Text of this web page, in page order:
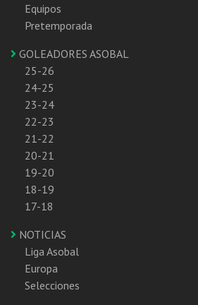
Equipos
Pretemporada
GOLEADORES ASOBAL
25-26
24-25
23-24
22-23
21-22
20-21
19-20
18-19
17-18
NOTICIAS
Liga Asobal
Europa
Selecciones